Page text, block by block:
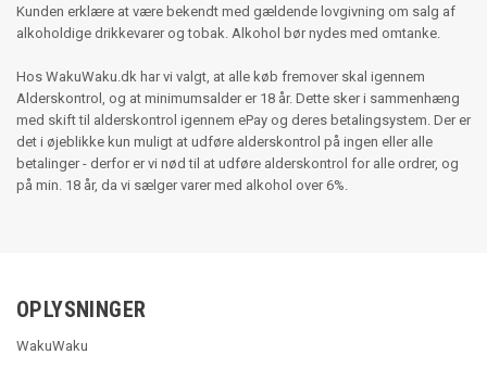
Kunden erklære at være bekendt med gældende lovgivning om salg af
alkoholdige drikkevarer og tobak. Alkohol bør nydes med omtanke.
Hos WakuWaku.dk har vi valgt, at alle køb fremover skal igennem
Alderskontrol, og at minimumsalder er 18 år. Dette sker i sammenhæng
med skift til alderskontrol igennem ePay og deres betalingsystem. Der er
det i øjeblikke kun muligt at udføre alderskontrol på ingen eller alle
betalinger - derfor er vi nød til at udføre alderskontrol for alle ordrer, og
på min. 18 år, da vi sælger varer med alkohol over 6%.
OPLYSNINGER
WakuWaku